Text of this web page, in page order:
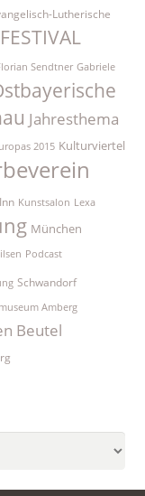
Lutherische
FESTIVAL
Sendtner Gabriele
Jahresthema
2015 Kulturviertel
Kunstsalon Lexa
München
Podcast
Schwandorf
Amberg
Beutel